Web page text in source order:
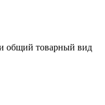
общий товарный вид